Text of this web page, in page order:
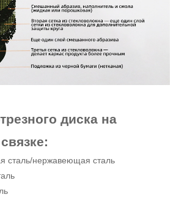
диска на
сталь/нержавеющая сталь